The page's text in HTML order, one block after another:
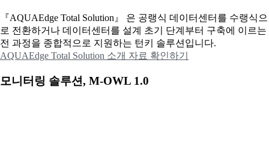
『AQUAEdge Total Solution』 은 공랭식 데이터센터를 수랭식으
로 전환하거나 데이터센터를 설계 초기 단계부터 구축에 이르는
전 과정을 종합적으로 지원하는 턴키 솔루션입니다.
AQUAEdge Total Solution 소개 자료 확인하기
모니터링 솔루션, M-OWL 1.0